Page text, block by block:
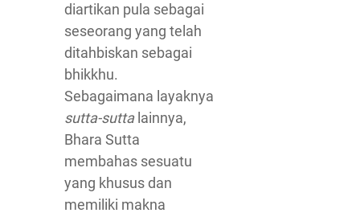
diartikan pula sebagai
seseorang yang telah
ditahbiskan sebagai
bhikkhu.
Sebagaimana layaknya
sutta-suttalainnya,
Bhara Sutta
membahas sesuatu
yang khusus dan
memiliki makna